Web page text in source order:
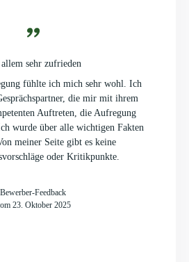
sehr zufrieden
fühlte ich mich sehr wohl. Ich
die mir mit ihrem
Auftreten, die Aufregung
wurde über alle wichtigen Fakten
meiner Seite gibt es keine
oder Kritikpunkte.
Bewerber-Feedback
23. Oktober 2025